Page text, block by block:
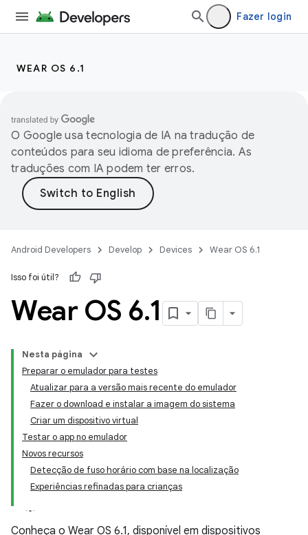
Fazer login
WEAR OS 6.1
O Google usa tecnologia de IA na tradução de
conteúdos para seu idioma de preferência. As
traduções com IA podem ter erros.
Android Developers Develop Devices Wear OS 6.1
Isso foi útil?
Wear OS 6.1
Nesta página
Preparar o emulador para testes
Atualizar para a versão mais recente do emulador
Fazer o download e instalar a imagem do sistema
Criar um dispositivo virtual
Testar o app no emulador
Novos recursos
Detecção de fuso horário com base na localização
Experiências refinadas para crianças
Conheça o Wear OS 6.1, disponível em dispositivos